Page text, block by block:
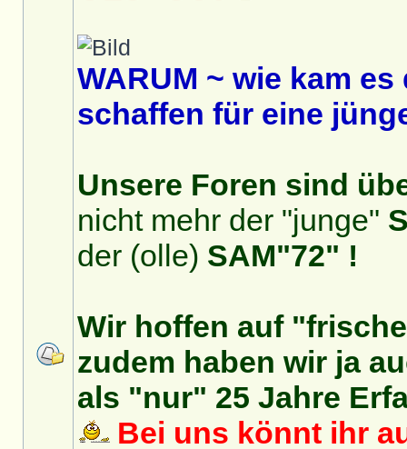
WARUM ~ wie kam
schaffen für eine
Unsere Foren sind
nicht mehr der "junge"
der (olle) SAM"72" !
Wir hoffen auf
zudem haben wir ja
als "nur" 25 Jahre
Bei uns könnt ihr